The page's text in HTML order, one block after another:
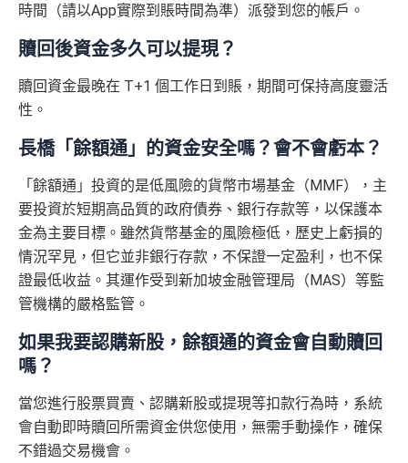
時間（請以App實際到賬時間為準）派發到您的帳戶。
贖回後資金多久可以提現？
贖回資金最晚在 T+1 個工作日到賬，期間可保持高度靈活
性。
長橋「餘額通」的資金安全嗎？會不會虧本？
「餘額通」投資的是低風險的貨幣市場基金（MMF），主
要投資於短期高品質的政府債券、銀行存款等，以保護本
金為主要目標。雖然貨幣基金的風險極低，歷史上虧損的
情況罕見，但它並非銀行存款，不保證一定盈利，也不保
證最低收益。其運作受到新加坡金融管理局（MAS）等監
管機構的嚴格監管。
如果我要認購新股，餘額通的資金會自動贖回
嗎？
當您進行股票買賣、認購新股或提現等扣款行為時，系統
會自動即時贖回所需資金供您使用，無需手動操作，確保
不錯過交易機會。